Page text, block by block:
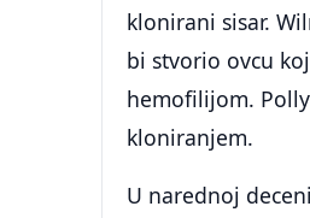
klonirani sisar.
bi stvorio ovcu
hemofilijom.
kloniranjem.
U narednoj